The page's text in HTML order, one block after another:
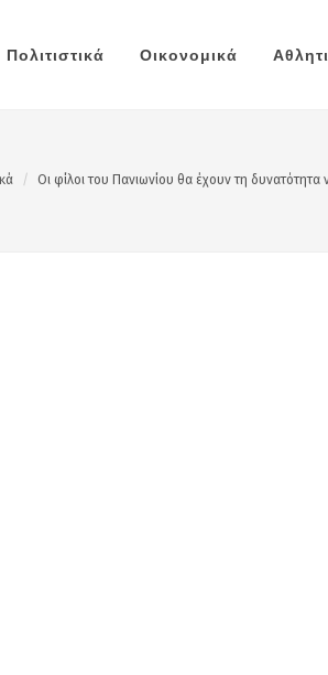
Πολιτιστικά Οικονομικά
Οι φίλοι του Πανιωνίου θα έχουν τη